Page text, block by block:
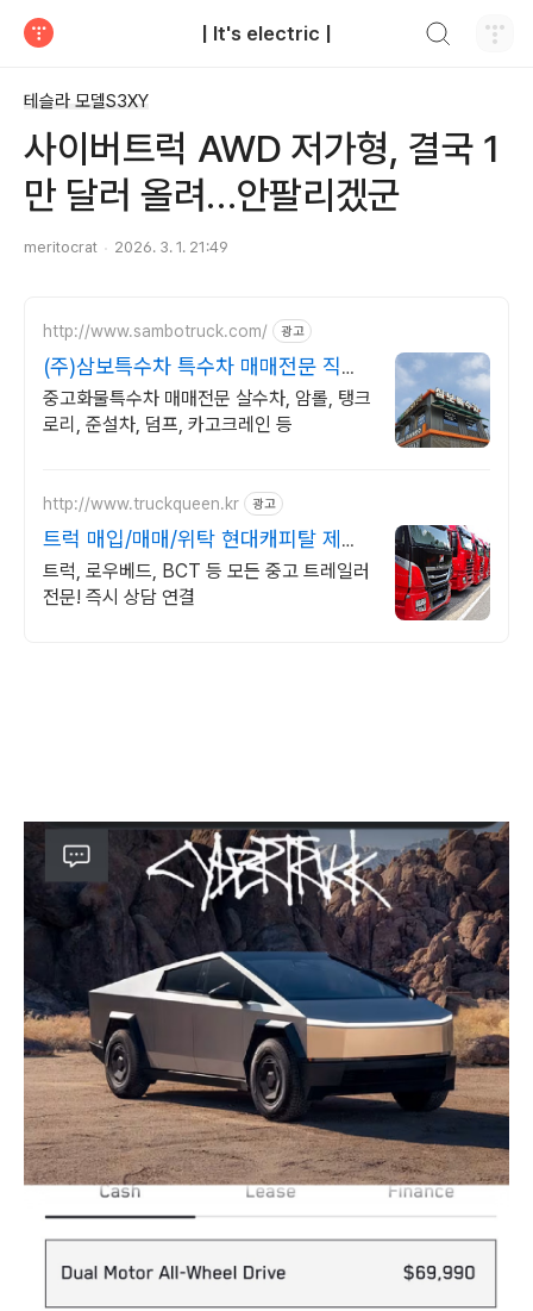
| It's electric |
테슬라 모델S3XY
사이버트럭 AWD 저가형, 결국 1
만 달러 올려…안팔리겠군
meritocrat 2026. 3. 1. 21:49
http://www.sambotruck.com/ 광고
(주)삼보특수차 특수차 매매전문 직거
래
중고화물특수차 매매전문 살수차, 암롤, 탱크
로리, 준설차, 덤프, 카고크레인 등
http://www.truckqueen.kr 광고
트럭 매입/매매/위탁 현대캐피탈 제휴
업체
트럭, 로우베드, BCT 등 모든 중고 트레일러
전문! 즉시 상담 연결